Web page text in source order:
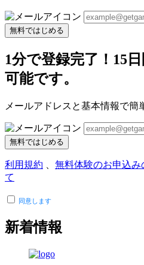
無料ではじめる
1分で登録完了！15
可能です。
メールアドレスと基本情報で簡
無料ではじめる
利用規約
無料体験のお申込
て
同意します
新着情報